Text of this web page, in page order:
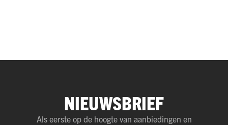
NIEUWSBRIEF
Als eerste op de hoogte van aanbiedingen en